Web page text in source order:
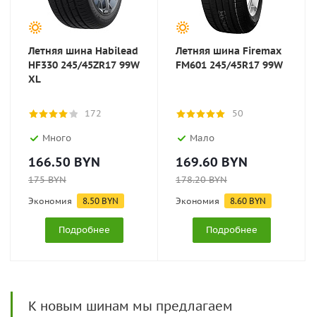
Летняя шина Habilead
HF330 245/45ZR17 99W
XL
172
Много
166.50 BYN
175BYN
Экономия 8.50 BYN
Подробнее
Летняя шина Firemax
FM601 245/45R17 99W
50
Мало
169.60 BYN
178.20BYN
Экономия 8.60 BYN
Подробнее
К новым шинам мы предлагаем